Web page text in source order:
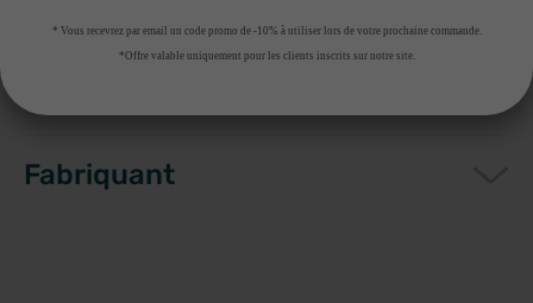
Fabriquant
* Vous recevrez par email un code promo de -10% à utiliser lors de votre prochaine commande.
*Offre valable uniquement pour les clients inscrits sur notre site.